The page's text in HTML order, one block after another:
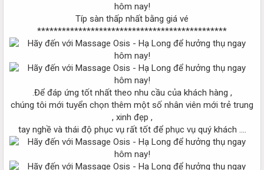
Típ sàn thấp nhất bằng giá vé
**********************************************
.Để đáp ứng tốt nhất theo nhu cầu của khách hàng ,
chúng tôi mới tuyển chọn thêm một số nhân viên mới trẻ trung
, xinh đẹp ,
tay nghề và thái độ phục vụ rất tốt để phục vụ quý khách ....